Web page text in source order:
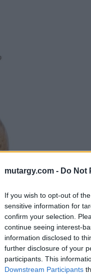
mutargy.com - Do Not
If you wish to opt-out of
sensitive information for
confirm your selection.
continue seeing interest-
information disclosed to
further disclosure of your
participants. This
Downstream Participants